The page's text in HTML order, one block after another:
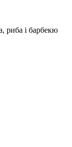
риба і барбекю